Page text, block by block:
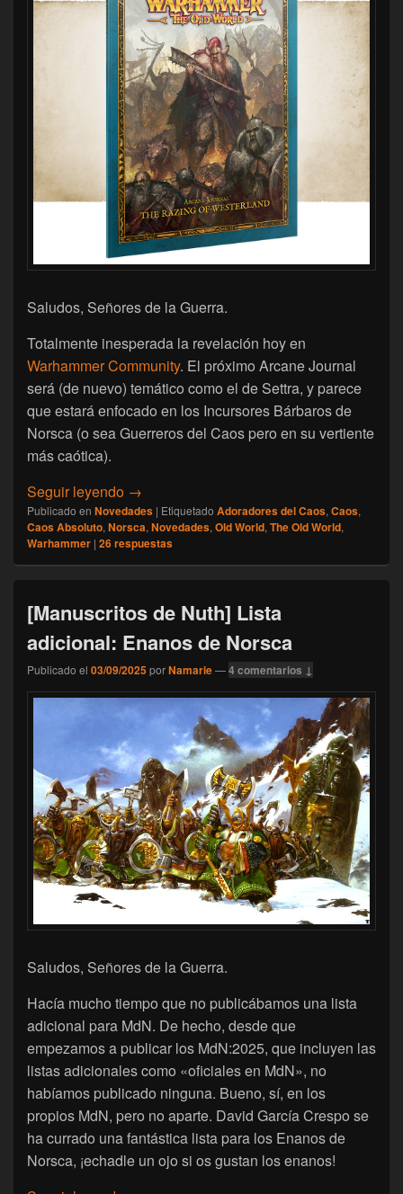
Saludos, Señores de la Guerra.
Totalmente inesperada la revelación hoy en
Warhammer Community. El próximo Arcane Journal
será (de nuevo) temático como el de Settra, y parece
que estará enfocado en los Incursores Bárbaros de
Norsca (o sea Guerreros del Caos pero en su vertiente
más caótica).
Seguir leyendo [The Old World] ¡Que vienen los
→
Publicado en Novedades | Etiquetado Adoradores del Caos, Caos,
Caos Absoluto, Norsca, Novedades, Old World, The Old World,
Warhammer | 26respuestas
[Manuscritos de Nuth] Lista
adicional: Enanos de Norsca
Publicado el 03/09/2025porNamarie—4 comentarios ↓
Saludos, Señores de la Guerra.
Hacía mucho tiempo que no publicábamos una lista
adicional para MdN. De hecho, desde que
empezamos a publicar los MdN:2025, que incluyen las
listas adicionales como «oficiales en MdN», no
habíamos publicado ninguna. Bueno, sí, en los
propios MdN, pero no aparte. David García Crespo se
ha currado una fantástica lista para los Enanos de
Norsca, ¡echadle un ojo si os gustan los enanos!